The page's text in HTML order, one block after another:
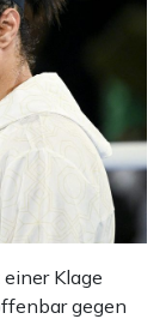
Klage
gegen